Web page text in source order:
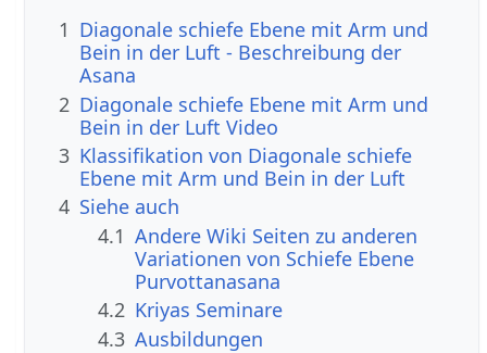
1 Diagonale schiefe Ebene mit Arm und
Bein in der Luft - Beschreibung der
Asana
2 Diagonale schiefe Ebene mit Arm und
Bein in der Luft Video
3 Klassifikation von Diagonale schiefe
Ebene mit Arm und Bein in der Luft
4 Siehe auch
4.1 Andere Wiki Seiten zu anderen
Variationen von Schiefe Ebene
Purvottanasana
4.2 Kriyas Seminare
4.3 Ausbildungen